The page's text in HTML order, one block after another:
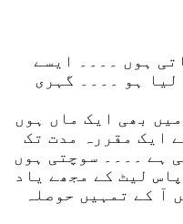
ہوں ۔۔۔۔ ایسے
ہو ۔۔۔۔ گہری
بھی ایک ماں ہوں
ایک مقررہ مدت تک
ہے ۔۔۔۔ سوچتی ہوں
لیٹ کے مجھے یاد
آ کے تمہیں حوصلہ